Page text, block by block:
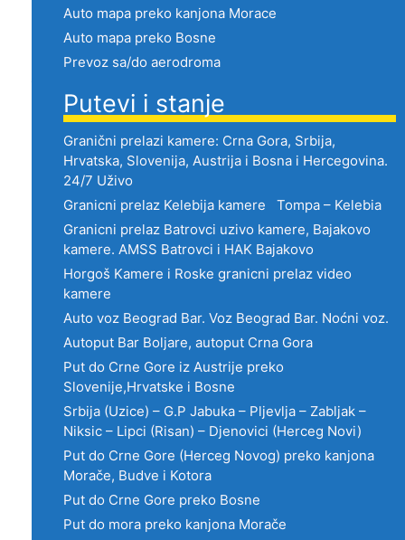
Auto mapa preko kanjona Morace
Auto mapa preko Bosne
Prevoz sa/do aerodroma
Putevi i stanje
Granični prelazi kamere: Crna Gora, Srbija,
Hrvatska, Slovenija, Austrija i Bosna i Hercegovina.
24/7 Uživo
Granicni prelaz Kelebija kamere Tompa – Kelebia
Granicni prelaz Batrovci uzivo kamere, Bajakovo
kamere. AMSS Batrovci i HAK Bajakovo
Horgoš Kamere i Roske granicni prelaz video
kamere
Auto voz Beograd Bar. Voz Beograd Bar. Noćni voz.
Autoput Bar Boljare, autoput Crna Gora
Put do Crne Gore iz Austrije preko
Slovenije,Hrvatske i Bosne
Srbija (Uzice) – G.P Jabuka – Pljevlja – Zabljak –
Niksic – Lipci (Risan) – Djenovici (Herceg Novi)
Put do Crne Gore (Herceg Novog) preko kanjona
Morače, Budve i Kotora
Put do Crne Gore preko Bosne
Put do mora preko kanjona Morače